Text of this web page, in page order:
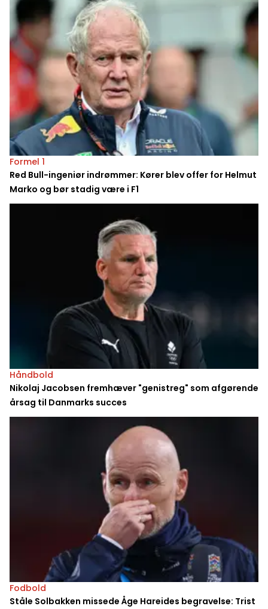
Formel 1
Red Bull-ingeniør indrømmer: Kører blev offer for Helmut
Marko og bør stadig være i F1
Håndbold
Nikolaj Jacobsen fremhæver "genistreg" som afgørende
årsag til Danmarks succes
Fodbold
Ståle Solbakken missede Åge Hareides begravelse: Trist